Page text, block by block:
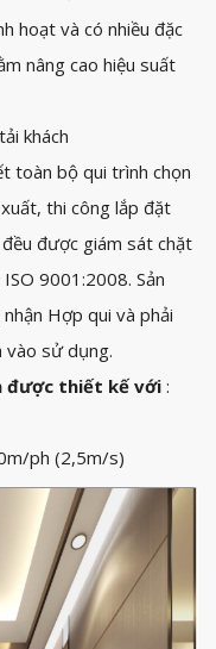
hoạt và có nhiều đặc
nâng cao hiệu suất
khách
toàn bộ qui trình chọn
thi công lắp đặt
được giám sát chặt
9001:2008. Sản
Hợp qui và phải
vào sử dụng.
được thiết kế với :
ph (2,5m/s)